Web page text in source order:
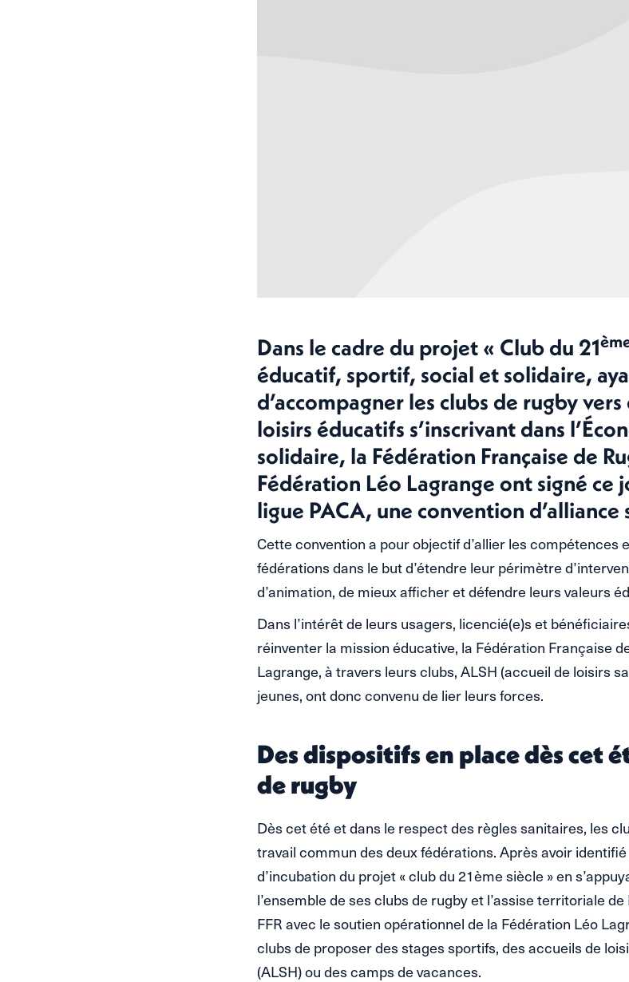
Dans le cadre du projet « Club du 21
éducatif, sportif, social et solidaire,
d’accompagner les clubs de rugby
loisirs éducatifs s’inscrivant dans
solidaire, la Fédération Française de
Fédération Léo Lagrange ont signé ce
ligue PACA, une convention
Cette convention a pour objectif d’allier les compétences
fédérations dans le but d’étendre leur périmètre
d’animation, de mieux afficher et défendre leurs valeurs
Dans l’intérêt de leurs usagers, licencié(e)s et
réinventer la mission éducative, la Fédération Française
Lagrange, à travers leurs clubs, ALSH (accueil de loisirs
jeunes, ont donc convenu de lier leurs forces.
Des dispositifs en place dès cet
de rugby
Dès cet été et dans le respect des règles sanitaires, les
travail commun des deux fédérations. Après avoir
d’incubation du projet « club du 21ème siècle » en
l’ensemble de ses clubs de rugby et l’assise territoriale
FFR avec le soutien opérationnel de la Fédération Léo
clubs de proposer des stages sportifs, des accueils de
(ALSH) ou des camps de vacances.